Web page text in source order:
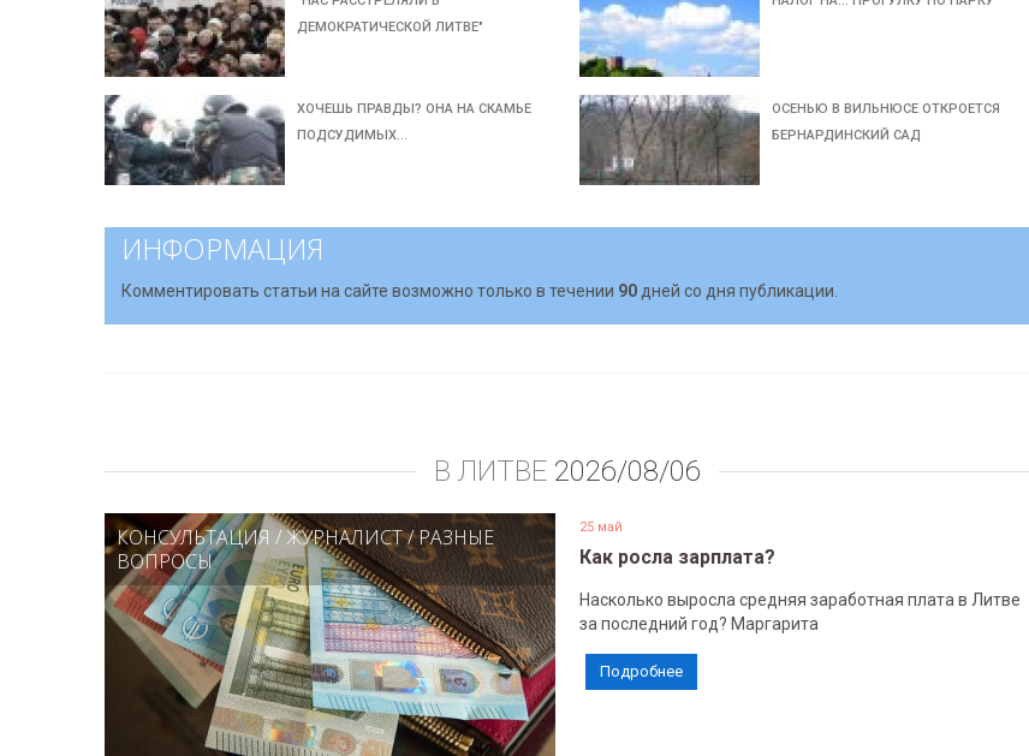
ДЕМОКРАТИЧЕСКОЙ ЛИТВЕ"
ХОЧЕШЬ ПРАВДЫ? ОНА НА СКАМЬЕ
ПОДСУДИМЫХ…
ОСЕНЬЮ В ВИЛЬНЮСЕ ОТКРОЕТСЯ
БЕРНАРДИНСКИЙ САД
ИНФОРМАЦИЯ
Комментировать статьи на сайте возможно только в течении 90 дней со дня публикации.
В ЛИТВЕ 2026/08/06
КОНСУЛЬТАЦИЯ /ЖУРНАЛИСТ/РАЗНЫЕ
ВОПРОСЫ
25 май
Как росла зарплата?
Насколько выросла средняя заработная плата в Литве
за последний год? Маргарита
Подробнее